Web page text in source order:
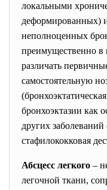
локальными
деформированных)
неполноценных
преимущественно в
различать
самостоятельную
бронхоэктазии как
других заболеваний
стафилококковая
Абсцесс легкого –
легочной ткани,